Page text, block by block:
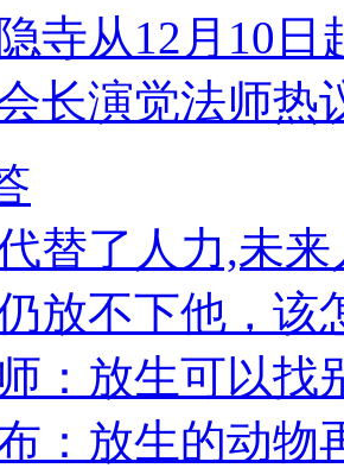
寺从12月10日
长演觉法师热
替了人力,未
放不下他，该
：放生可以找
：放生的动物